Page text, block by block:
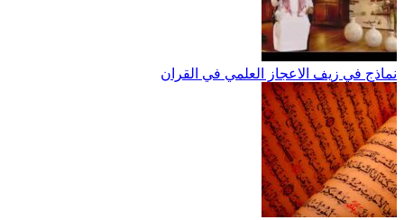
نماذج في زيف الاعجاز العلمي في القران